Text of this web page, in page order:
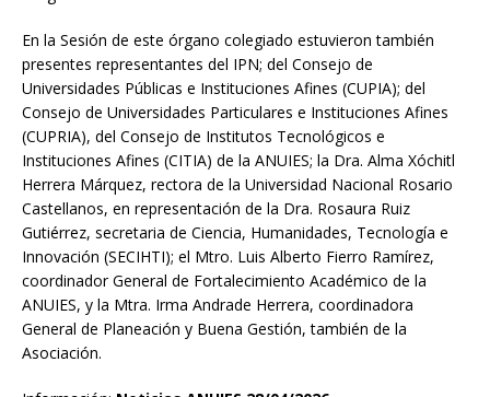
En la Sesión de este órgano colegiado estuvieron también
presentes representantes del IPN; del Consejo de
Universidades Públicas e Instituciones Afines (CUPIA); del
Consejo de Universidades Particulares e Instituciones Afines
(CUPRIA), del Consejo de Institutos Tecnológicos e
Instituciones Afines (CITIA) de la ANUIES; la Dra. Alma Xóchitl
Herrera Márquez, rectora de la Universidad Nacional Rosario
Castellanos, en representación de la Dra. Rosaura Ruiz
Gutiérrez, secretaria de Ciencia, Humanidades, Tecnología e
Innovación (SECIHTI); el Mtro. Luis Alberto Fierro Ramírez,
coordinador General de Fortalecimiento Académico de la
ANUIES, y la Mtra. Irma Andrade Herrera, coordinadora
General de Planeación y Buena Gestión, también de la
Asociación.